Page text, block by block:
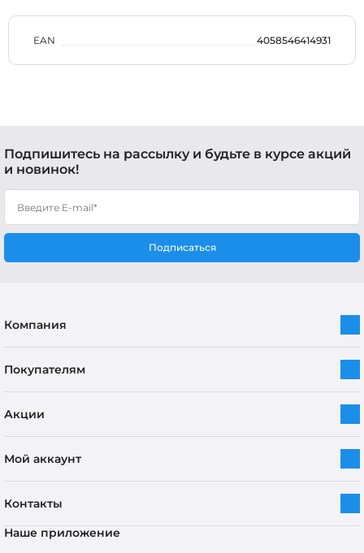
EAN 4058546414931
Подпишитесь на рассылку и будьте в курсе акций
и новинок!
Подписаться
Компания
Покупателям
Акции
Мой аккаунт
Контакты
Наше приложение